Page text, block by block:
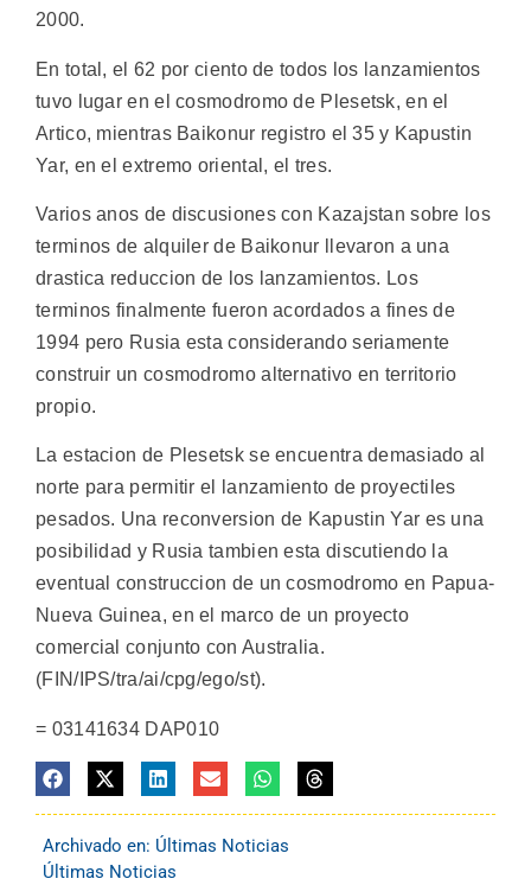
2000.
En total, el 62 por ciento de todos los lanzamientos
tuvo lugar en el cosmodromo de Plesetsk, en el
Artico, mientras Baikonur registro el 35 y Kapustin
Yar, en el extremo oriental, el tres.
Varios anos de discusiones con Kazajstan sobre los
terminos de alquiler de Baikonur llevaron a una
drastica reduccion de los lanzamientos. Los
terminos finalmente fueron acordados a fines de
1994 pero Rusia esta considerando seriamente
construir un cosmodromo alternativo en territorio
propio.
La estacion de Plesetsk se encuentra demasiado al
norte para permitir el lanzamiento de proyectiles
pesados. Una reconversion de Kapustin Yar es una
posibilidad y Rusia tambien esta discutiendo la
eventual construccion de un cosmodromo en Papua-
Nueva Guinea, en el marco de un proyecto
comercial conjunto con Australia.
(FIN/IPS/tra/ai/cpg/ego/st).
= 03141634 DAP010
Archivado en: Últimas Noticias
Últimas Noticias